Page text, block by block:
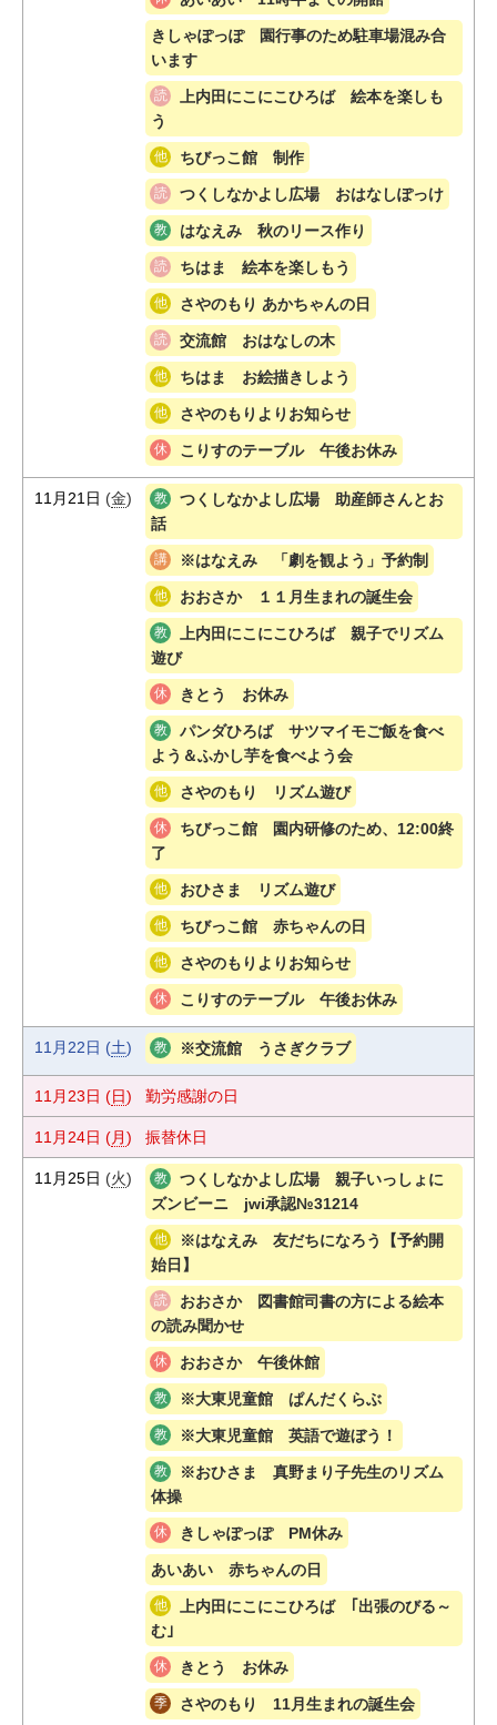
きしゃぽっぽ 園行事のため駐車場混み合
います
上内田にこにこひろば 絵本を楽しも
う
ちびっこ館 制作
つくしなかよし広場 おはなしぽっけ
はなえみ 秋のリース作り
ちはま 絵本を楽しもう
さやのもり あかちゃんの日
交流館 おはなしの木
ちはま お絵描きしよう
さやのもりよりお知らせ
こりすのテーブル 午後お休み
11月21日 (金)
つくしなかよし広場 助産師さんとお
話
※はなえみ 「劇を観よう」予約制
おおさか １１月生まれの誕生会
上内田にこにこひろば 親子でリズム
遊び
きとう お休み
パンダひろば サツマイモご飯を食べ
よう＆ふかし芋を食べよう会
さやのもり リズム遊び
ちびっこ館 園内研修のため、12:00終
了
おひさま リズム遊び
ちびっこ館 赤ちゃんの日
さやのもりよりお知らせ
こりすのテーブル 午後お休み
11月22日 (土) ※交流館 うさぎクラブ
11月23日 (日) 勤労感謝の日
11月24日 (月) 振替休日
11月25日 (火)
つくしなかよし広場 親子いっしょに
ズンビーニ jwi承認№31214
※はなえみ 友だちになろう【予約開
始日】
おおさか 図書館司書の方による絵本
の読み聞かせ
おおさか 午後休館
※大東児童館 ぱんだくらぶ
※大東児童館 英語で遊ぼう！
※おひさま 真野まり子先生のリズム
体操
きしゃぽっぽ PM休み
あいあい 赤ちゃんの日
上内田にこにこひろば ｢出張のびる～
む｣
きとう お休み
さやのもり 11月生まれの誕生会